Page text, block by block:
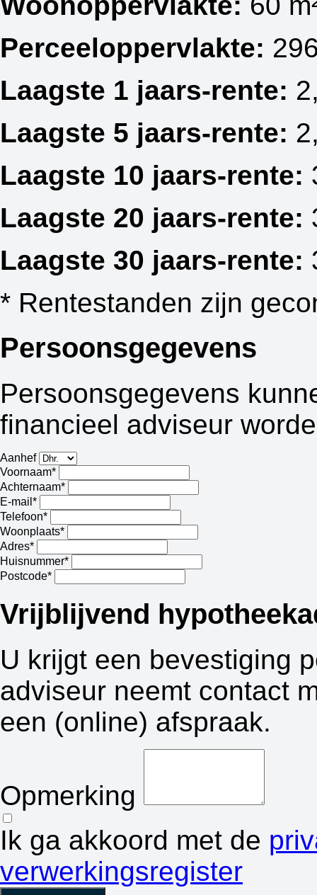
Perceeloppervlakte:
Laagste 1 jaars-rente:
Laagste 5 jaars-rente:
Laagste 10 jaars-rente:
Laagste 20 jaars-rente:
Laagste 30 jaars-rente:
* Rentestanden zijn
Persoonsgegevens
Persoonsgegevens
financieel adviseur
Aanhef
Voornaam*
Achternaam*
E-mail*
Telefoon*
Woonplaats*
Adres*
Huisnummer*
Postcode*
Vrijblijvend
U krijgt een bevestiging
adviseur neemt contact
een (online) afspraak.
Opmerking
Ik ga akkoord met de
verwerkingsregister